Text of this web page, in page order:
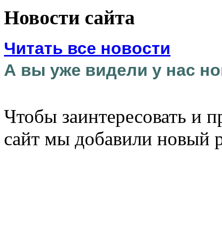
Новости сайта
Читать все новости
А вы уже видели у нас
Чтобы заинтересовать и
сайт мы добавили новый